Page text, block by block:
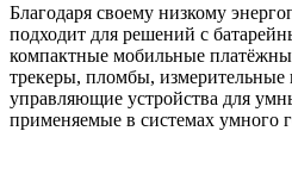
Благодаря своему низкому
подходит для решений с
компактные мобильные
трекеры, пломбы,
управляющие устройства для
применяемые в системах умного